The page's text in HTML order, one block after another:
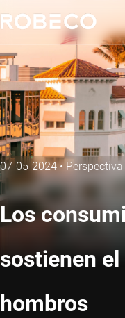
07-05-2024•
Los
sostienen
hombros